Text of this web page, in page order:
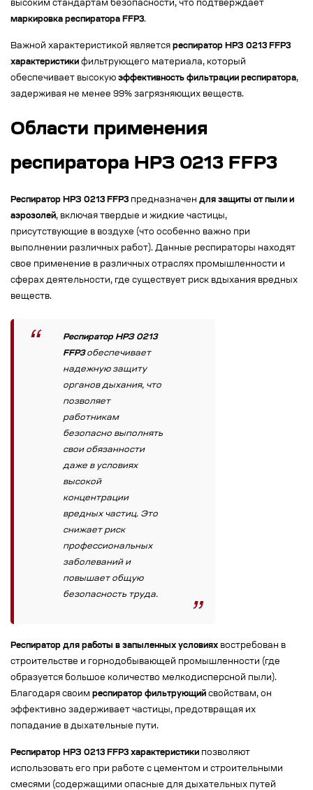
высоким стандартам безопасности, что подтверждает
маркировка респиратора FFP3.
Важной характеристикой является респиратор НРЗ 0213 FFP3
характеристики фильтрующего материала, который
обеспечивает высокую эффективность фильтрации респиратора,
задерживая не менее 99% загрязняющих веществ.
Области применения
респиратора НРЗ 0213 FFP3
Респиратор НРЗ 0213 FFP3 предназначен для защиты от пыли и
аэрозолей, включая твердые и жидкие частицы,
присутствующие в воздухе (что особенно важно при
выполнении различных работ). Данные респираторы находят
свое применение в различных отраслях промышленности и
сферах деятельности, где существует риск вдыхания вредных
веществ.
Респиратор НРЗ 0213
FFP3обеспечивает
надежную защиту
органов дыхания, что
позволяет
работникам
безопасно выполнять
свои обязанности
даже в условиях
высокой
концентрации
вредных частиц. Это
снижает риск
профессиональных
заболеваний и
повышает общую
безопасность труда.
Респиратор для работы в запыленных условиях востребован в
строительстве и горнодобывающей промышленности (где
образуется большое количество мелкодисперсной пыли).
Благодаря своим респиратор фильтрующий свойствам, он
эффективно задерживает частицы, предотвращая их
попадание в дыхательные пути.
Респиратор НРЗ 0213 FFP3 характеристики позволяют
использовать его при работе с цементом и строительными
смесями (содержащими опасные для дыхательных путей